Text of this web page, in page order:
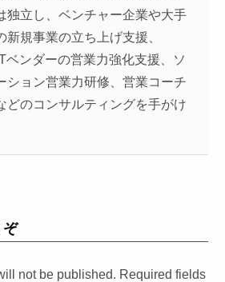
独立し、ベンチャー企業や大手
新規事業の立ち上げ支援、
ベンダーの営業力強化支援、ソ
ション営業力研修、営業コーチ
どのコンサルティングを手がけ
ぞ
not be published. Required fields